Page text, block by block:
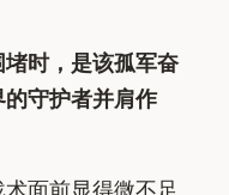
时，是该孤军奋
守护者并肩作